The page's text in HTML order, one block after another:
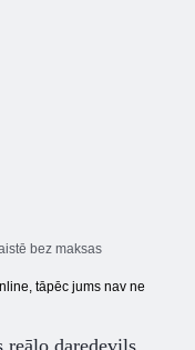
bez maksas
tāpēc jums nav ne